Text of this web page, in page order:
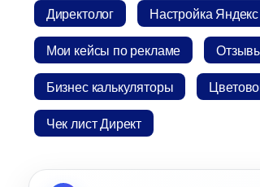
Директоло Настройка
Мои кейсы по рекламе
Бизнес калькуляторы
Чек лист Директ